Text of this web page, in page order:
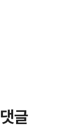
댓글